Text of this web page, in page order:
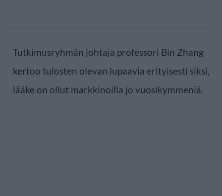
Tutkimusryhmän johtaja professori Bin Zhang
kertoo tulosten olevan lupaavia erityisesti siksi,
lääke on ollut markkinoilla jo vuosikymmeniä.